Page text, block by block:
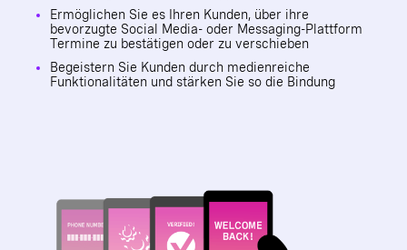
Ermöglichen Sie es Ihren Kunden, über ihre
bevorzugte Social Media- oder Messaging-Plattform
Termine zu bestätigen oder zu verschieben
Begeistern Sie Kunden durch medienreiche
Funktionalitäten und stärken Sie so die Bindung